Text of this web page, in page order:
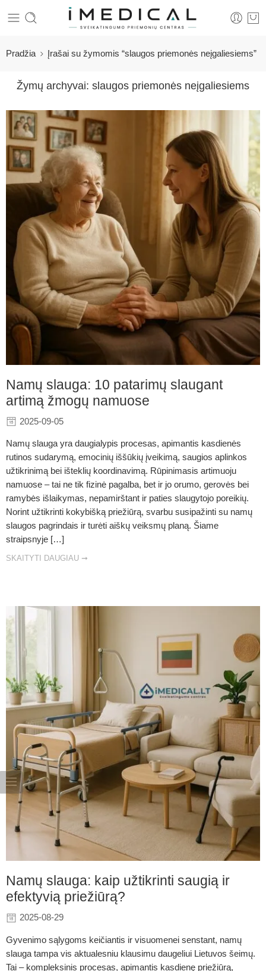
Pradžia Įrašai su žymomis “slaugos priemonės neįgaliesiems”
Žymų archyvai: slaugos priemonės neįgaliesiems
Namų slauga: 10 patarimų slaugant
artimą žmogų namuose
2025-09-05
Namų slauga yra daugialypis procesas, apimantis kasdienės
rutinos sudarymą, emocinių iššūkių įveikimą, saugios aplinkos
užtikrinimą bei išteklių koordinavimą. Rūpinimasis artimuoju
namuose – tai ne tik fizinė pagalba, bet ir jo orumo, gerovės bei
ramybės išlaikymas, nepamirštant ir paties slaugytojo poreikių.
Norint užtikrinti kokybišką priežiūrą, svarbu susipažinti su namų
slaugos pagrindais ir turėti aiškų veiksmų planą. Šiame
straipsnyje […]
SKAITYTI DAUGIAU ➞
Namų slauga: kaip užtikrinti saugią ir
efektyvią priežiūrą?
2025-08-29
Gyvenimo sąlygoms keičiantis ir visuomenei senstant, namų
slauga tampa vis aktualesniu klausimu daugeliui Lietuvos šeimų.
Tai – kompleksinis procesas, apimantis kasdienę priežiūrą,